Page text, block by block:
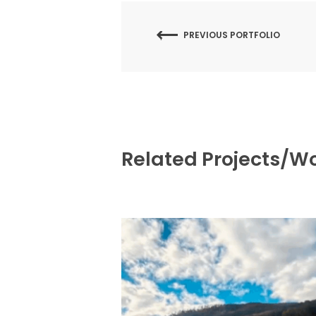
PREVIOUS PORTFOLIO
Related Projects/